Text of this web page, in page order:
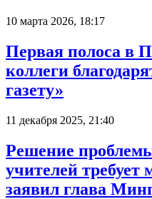
10 марта 2026, 18:17
Первая полоса в
коллеги
газету»
11 декабря 2025, 21:40
Решение
учителей требует
заявил глава